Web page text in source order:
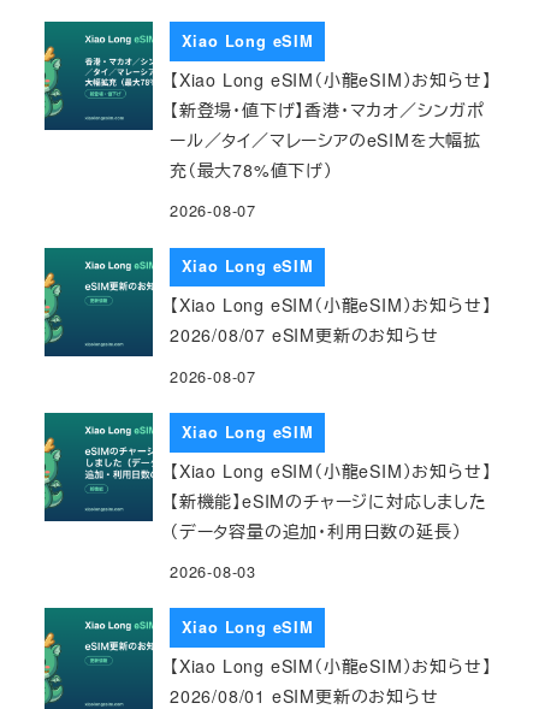
Xiao Long eSIM
【Xiao Long eSIM（小龍eSIM）お知らせ】
【新登場・値下げ】香港・マカオ／シンガポ
ール／タイ／マレーシアのeSIMを大幅拡
充（最大78%値下げ）
2026-08-07
Xiao Long eSIM
【Xiao Long eSIM（小龍eSIM）お知らせ】
2026/08/07 eSIM更新のお知らせ
2026-08-07
Xiao Long eSIM
【Xiao Long eSIM（小龍eSIM）お知らせ】
【新機能】eSIMのチャージに対応しました
（データ容量の追加・利用日数の延長）
2026-08-03
Xiao Long eSIM
【Xiao Long eSIM（小龍eSIM）お知らせ】
2026/08/01 eSIM更新のお知らせ